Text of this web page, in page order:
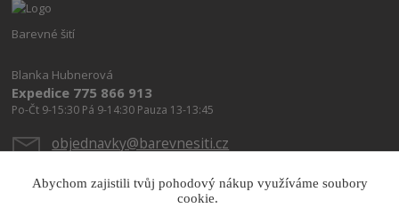
Barevné šití
Blanka Hubnerová
Expedice 775 866 913
Po-Čt 9-15:30 Pá 9-14:30 Pauza 13-13:45
objednavky@barevnesiti.cz
Abychom zajistili tvůj pohodový nákup využíváme soubory
cookie.